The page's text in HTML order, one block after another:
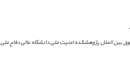
بین الملل پژوهشکده امنیت ملی دانشگاه عالی دفاع ملی